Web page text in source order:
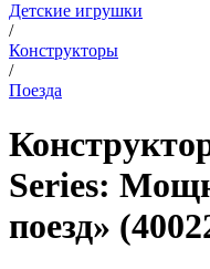
Детские игрушки
/
Конструкторы
/
Поезда
Series:
поезд»